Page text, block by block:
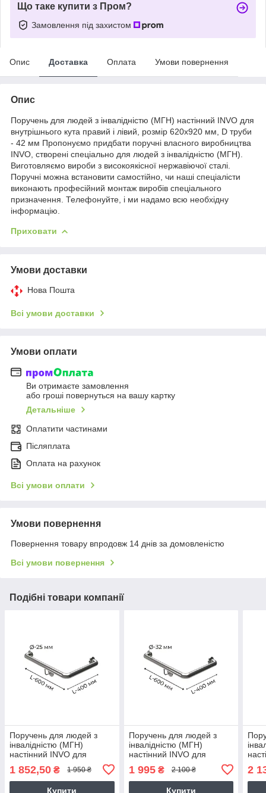
Що таке купити з Пром?
Замовлення під захистом
Опис Доставка Оплата Умови повернення
Опис
Поручень для людей з інвалідністю (МГН) настінний INVO для
внутрішнього кута правий і лівий, розмір 620х920 мм, D труби
- 42 мм Пропонуємо придбати поручні власного виробництва
INVO, створені спеціально для людей з інвалідністю (МГН).
Виготовляємо вироби з високоякісної нержавіючої сталі.
Поручні можна встановити самостійно, чи наші спеціалісти
виконають професійний монтаж виробів спеціального
призначення. Телефонуйте, і ми надамо всю необхідну
інформацію.
Приховати
Умови доставки
Нова Пошта
Всі умови доставки
Умови оплати
Ви отримаєте замовлення
або гроші повернуться на вашу картку
Детальніше
Оплатити частинами
Післяплата
Оплата на рахунок
Всі умови оплати
Умови повернення
Повернення товару впродовж 14 днів за домовленістю
Всі умови повернення
Подібні товари компанії
Поручень для людей з
інвалідністю (МГН)
настінний INVO для
зовнішнього кута правий
та лівий, розмір 600х400
мм, D труби - 25 мм
1 852,50 ₴ 1 950 ₴
Купити
Поручень для людей з
інвалідністю (МГН)
настінний INVO для
зовнішнього кута правий
та лівий, розмір 600х400
мм, D труби - 32 мм
1 995₴ 2 100 ₴
Купити
та
мм,
2